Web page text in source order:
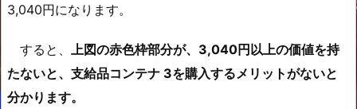
3,040円になります。
すると、 上図の赤色枠部分が、3,040円以上の価値を持
たないと、支給品コンテナ 3を購入するメリットがないと
分かります。